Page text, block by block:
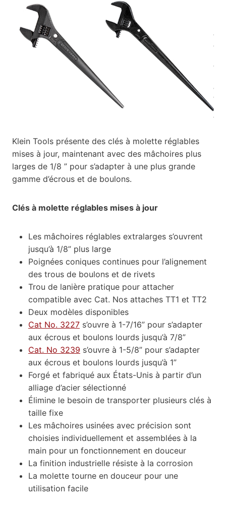
Klein Tools présente des clés à molette réglables
mises à jour, maintenant avec des mâchoires plus
larges de 1/8 ” pour s’adapter à une plus grande
gamme d’écrous et de boulons.
Clés à molette réglables mises à jour
Les mâchoires réglables extralarges s’ouvrent
jusqu’à 1/8” plus large
Poignées coniques continues pour l’alignement
des trous de boulons et de rivets
Trou de lanière pratique pour attacher
compatible avec Cat. Nos attaches TT1 et TT2
Deux modèles disponibles
Cat No. 3227 s’ouvre à 1-7/16” pour s’adapter
aux écrous et boulons lourds jusqu’à 7/8”
Cat. No 3239 s’ouvre à 1-5/8” pour s’adapter
aux écrous et boulons lourds jusqu’à 1”
Forgé et fabriqué aux États-Unis à partir d’un
alliage d’acier sélectionné
Élimine le besoin de transporter plusieurs clés à
taille fixe
Les mâchoires usinées avec précision sont
choisies individuellement et assemblées à la
main pour un fonctionnement en douceur
La finition industrielle résiste à la corrosion
La molette tourne en douceur pour une
utilisation facile